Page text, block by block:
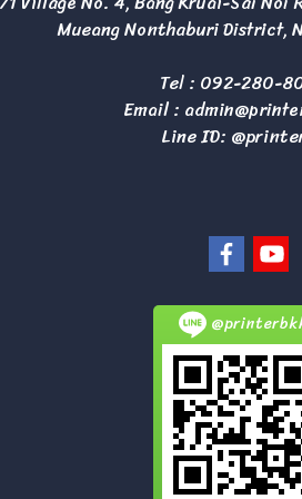
Mueang Nonthaburi District,
Tel : 092-280-
Email :
Line ID: